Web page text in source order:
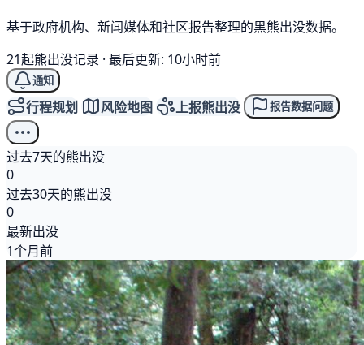
基于政府机构、新闻媒体和社区报告整理的黑熊出没数据。
21起熊出没记录 · 最后更新: 10小时前
通知
行程规划 风险地图 上报熊出没 报告数据问题
过去7天的熊出没
0
过去30天的熊出没
0
最新出没
1个月前